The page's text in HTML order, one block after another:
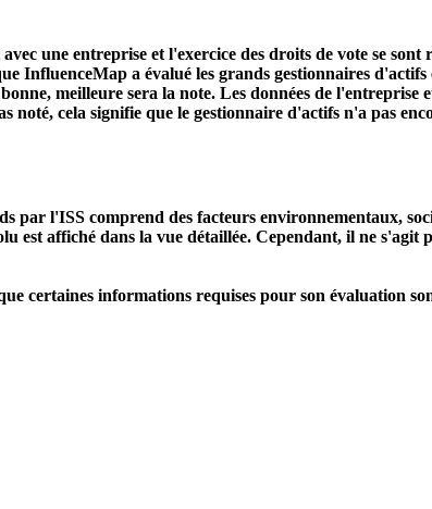
une entreprise et l'exercice des droits de vote se
InfluenceMap a évalué les grands gestionnaires
meilleure sera la note. Les données de l'entreprise
noté, cela signifie que le gestionnaire d'actifs n'a pas
par l'ISS comprend des facteurs environnementaux,
est affiché dans la vue détaillée. Cependant, il ne
certaines informations requises pour son évaluation